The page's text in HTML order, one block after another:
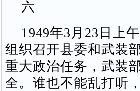
六
1949年3月23日上
组织召开县委和武装
重大政治任务，武装
全。谁也不能乱打听